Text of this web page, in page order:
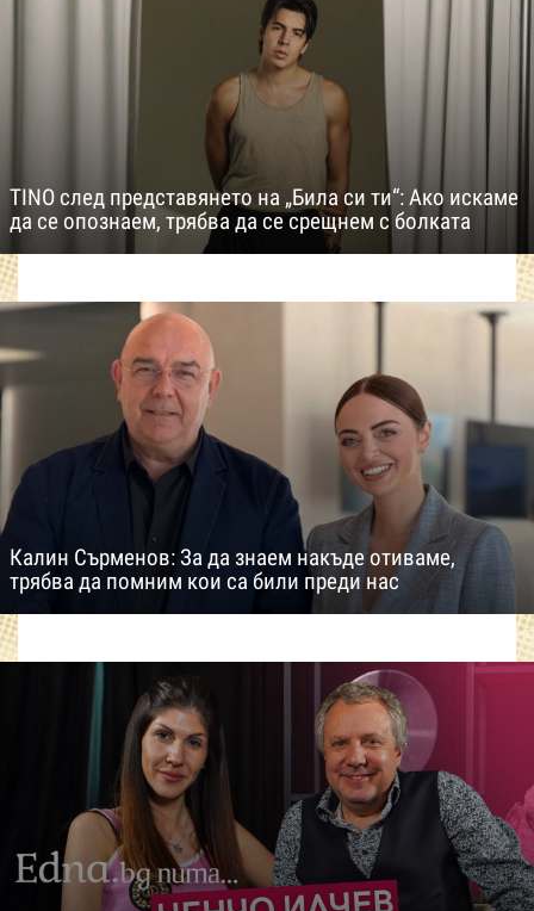
TINO след представянето на „Била си ти“: Ако искаме
да се опознаем, трябва да се срещнем с болката
Калин Сърменов: За да знаем накъде отиваме,
трябва да помним кои са били преди нас